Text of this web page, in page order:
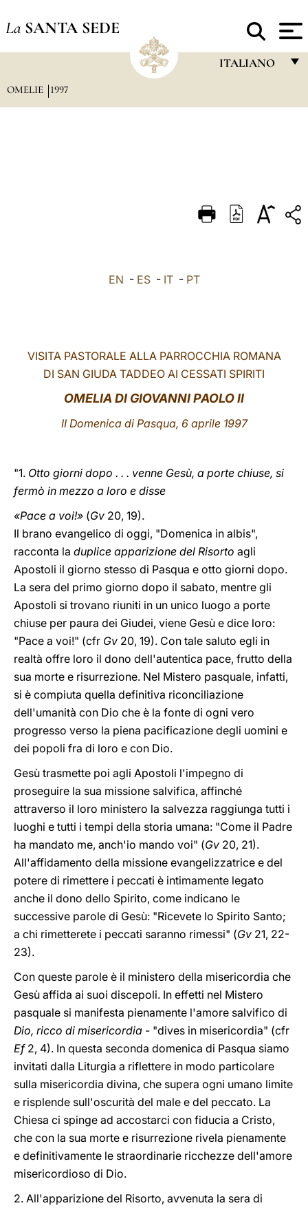
La SANTA SEDE
ITALIANO
DEUTSCH
OMELIE 1997
EN - ES- IT- PT
VISITA PASTORALE ALLA PARROCCHIA ROMANA
DI SAN GIUDA TADDEO AI CESSATI SPIRITI
OMELIA DI GIOVANNI PAOLO II
II Domenica di Pasqua, 6 aprile 1997
"1. Otto giorni dopo . . . venne Gesù, a porte chiuse, si
fermò in mezzo a loro e disse
«Pace a voi!» (Gv 20, 19).
Il brano evangelico di oggi, "Domenica in albis",
racconta la duplice apparizione del Risorto agli
Apostoli il giorno stesso di Pasqua e otto giorni dopo.
La sera del primo giorno dopo il sabato, mentre gli
Apostoli si trovano riuniti in un unico luogo a porte
chiuse per paura dei Giudei, viene Gesù e dice loro:
"Pace a voi!" (cfr Gv 20, 19). Con tale saluto egli in
realtà offre loro il dono dell'autentica pace, frutto della
sua morte e risurrezione. Nel Mistero pasquale, infatti,
si è compiuta quella definitiva riconciliazione
dell'umanità con Dio che è la fonte di ogni vero
progresso verso la piena pacificazione degli uomini e
dei popoli fra di loro e con Dio.
Gesù trasmette poi agli Apostoli l'impegno di
proseguire la sua missione salvifica, affinché
attraverso il loro ministero la salvezza raggiunga tutti i
luoghi e tutti i tempi della storia umana: "Come il Padre
ha mandato me, anch'io mando voi" (Gv 20, 21).
All'affidamento della missione evangelizzatrice e del
potere di rimettere i peccati è intimamente legato
anche il dono dello Spirito, come indicano le
successive parole di Gesù: "Ricevete lo Spirito Santo;
a chi rimetterete i peccati saranno rimessi" (Gv 21, 22-
23).
Con queste parole è il ministero della misericordia che
Gesù affida ai suoi discepoli. In effetti nel Mistero
pasquale si manifesta pienamente l'amore salvifico di
Dio, ricco di misericordia - "dives in misericordia" (cfr
Ef2, 4). In questa seconda domenica di Pasqua siamo
invitati dalla Liturgia a riflettere in modo particolare
sulla misericordia divina, che supera ogni umano limite
e risplende sull'oscurità del male e del peccato. La
Chiesa ci spinge ad accostarci con fiducia a Cristo,
che con la sua morte e risurrezione rivela pienamente
e definitivamente le straordinarie ricchezze dell'amore
misericordioso di Dio.
2. All'apparizione del Risorto, avvenuta la sera di